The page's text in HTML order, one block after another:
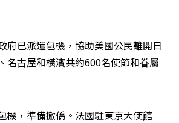
府已派遣包機，協助美國公民離開日
名古屋和橫濱共約600名使節和眷屬
機，準備撤僑。法國駐東京大使館